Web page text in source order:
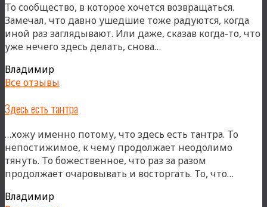
То сообщество, в которое хочется возвращаться.
Замечал, что давно ушедшие тоже радуются, когда
иной раз заглядывают. Или даже, сказав когда-то, что
уже нечего здесь делать, снова…
Владимир
Все отзывы
Здесь есть тантра
…хожу именно потому, что здесь есть тантра. То
непостижимое, к чему продолжает неодолимо
тянуть. То божественное, что раз за разом
продолжает очаровывать и восторгать. То, что…
Владимир